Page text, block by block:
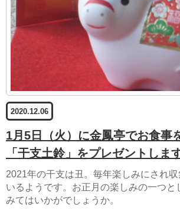
2020.12.06
1月5日（火）に金鳳亭でお食事
「干支土鈴」をプレゼントしま
2021年の干支は丑。毎年楽しみにされ
いるようです。お正月の楽しみの一つと
みてはいかがでしょうか。